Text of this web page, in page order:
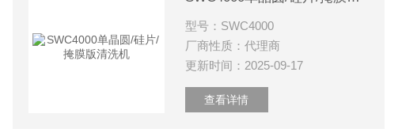
型号：SWC4000
厂商性质：代理商
更新时间：2025-09-17
查看详情